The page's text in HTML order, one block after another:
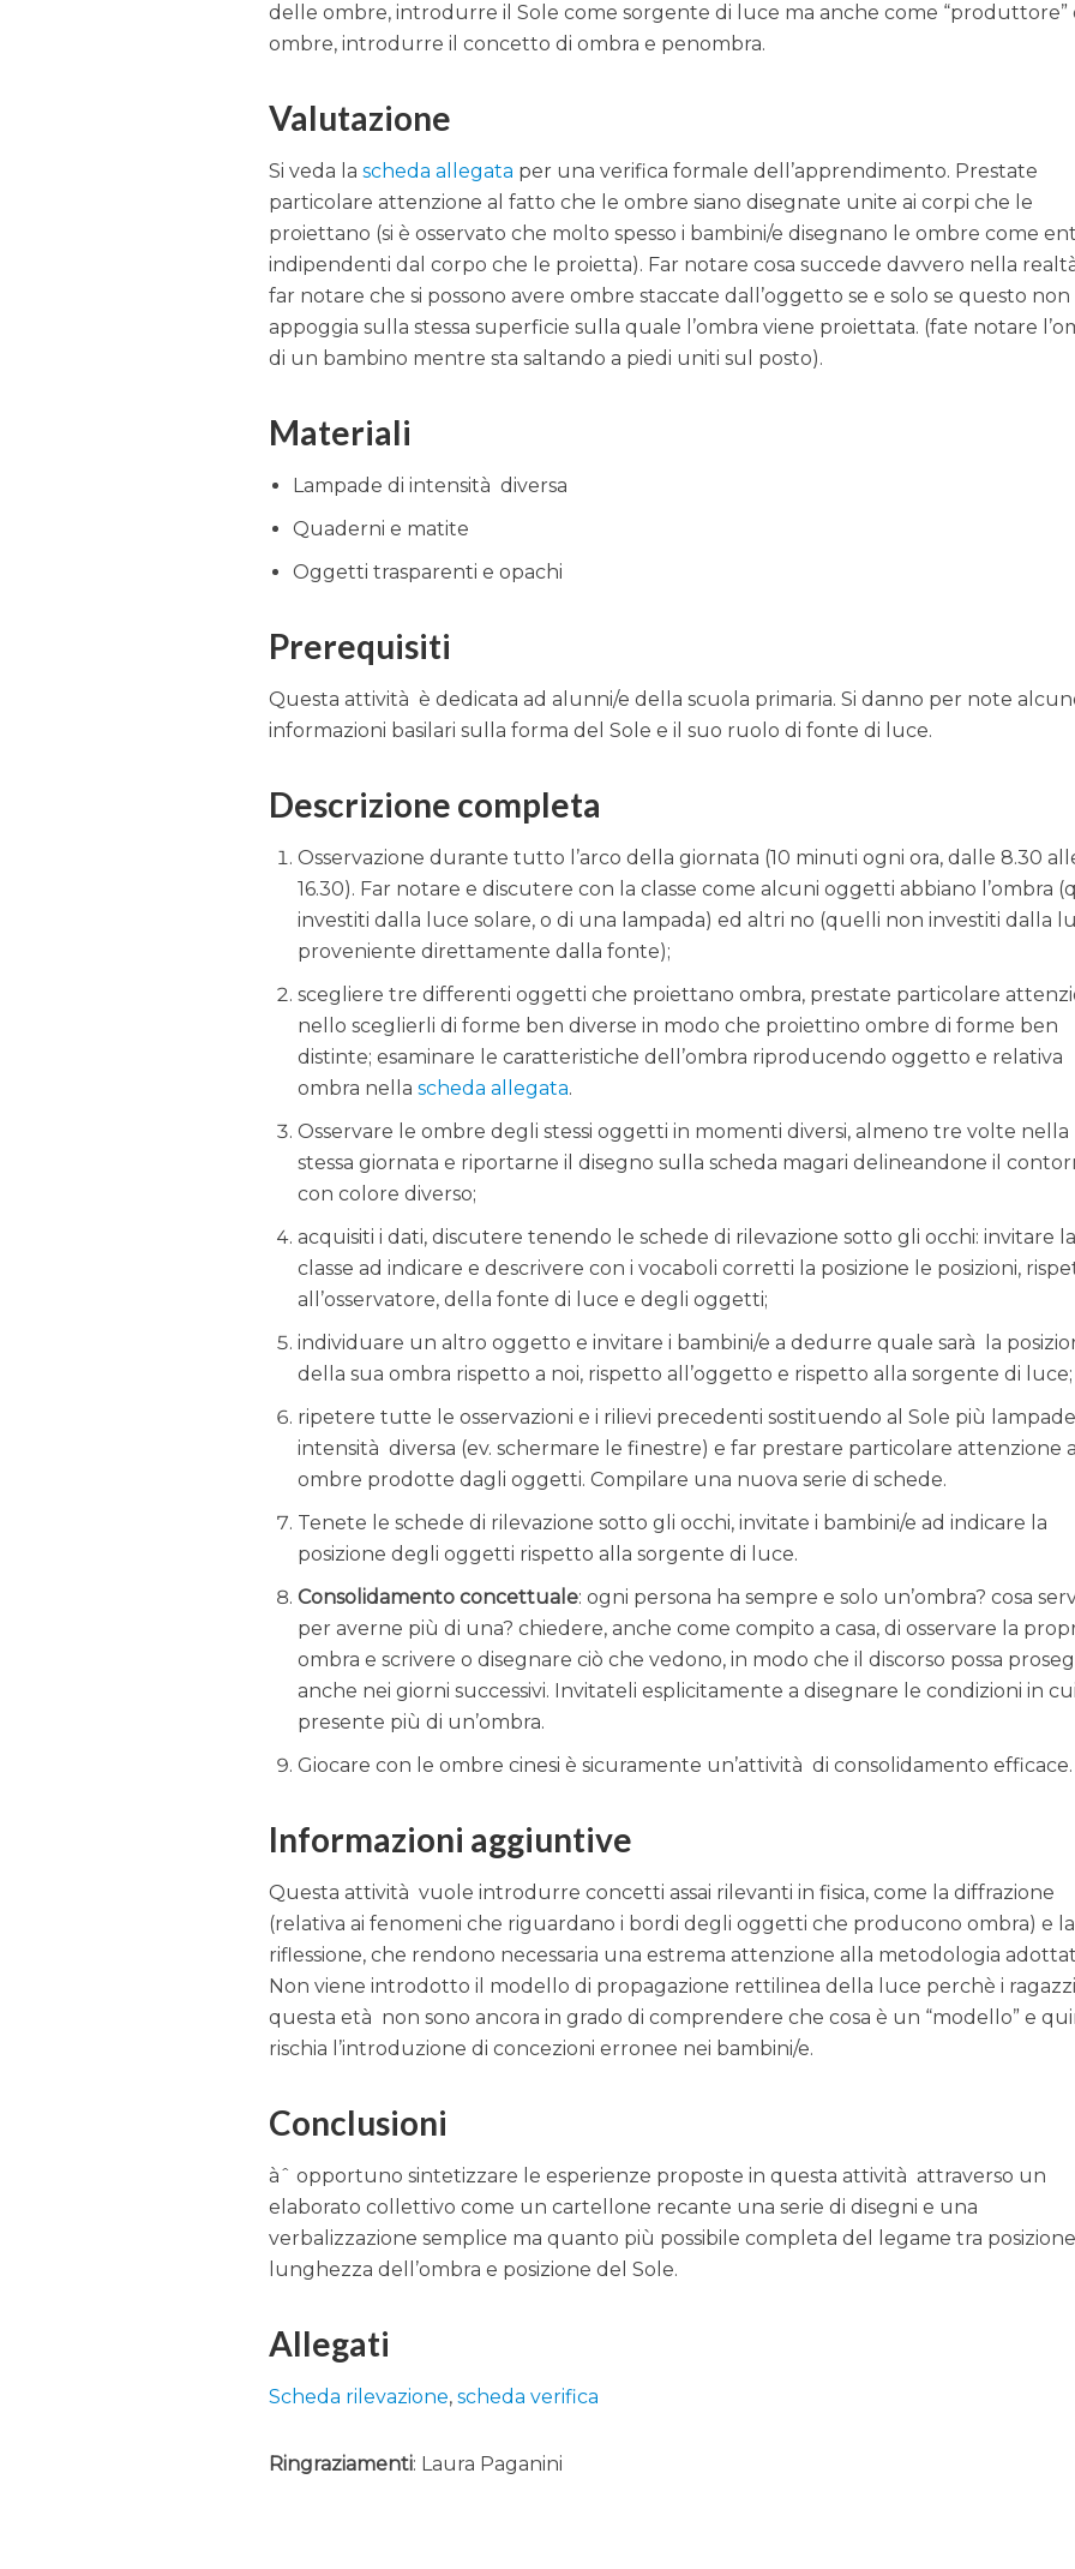
delle ombre, introdurre il Sole come sorgente di luce ma anche come “produttore”
ombre, introdurre il concetto di ombra e penombra.
Valutazione
Si veda lascheda allegata per una verifica formale dell’apprendimento. Prestate
particolare attenzione al fatto che le ombre siano disegnate unite ai corpi che le
proiettano (si è osservato che molto spesso i bambini/e disegnano le ombre come
indipendenti dal corpo che le proietta). Far notare cosa succede davvero nella
far notare che si possono avere ombre staccate dall’oggetto se e solo se questo non
appoggia sulla stessa superficie sulla quale l’ombra viene proiettata. (fate notare
di un bambino mentre sta saltando a piedi uniti sul posto).
Materiali
Lampade di intensità diversa
Quaderni e matite
Oggetti trasparenti e opachi
Prerequisiti
Questa attività è dedicata ad alunni/e della scuola primaria. Si danno per note
informazioni basilari sulla forma del Sole e il suo ruolo di fonte di luce.
Descrizione completa
Osservazione durante tutto l’arco della giornata (10 minuti ogni ora, dalle 8.30
16.30). Far notare e discutere con la classe come alcuni oggetti abbiano l’ombra
investiti dalla luce solare, o di una lampada) ed altri no (quelli non investiti dalla
proveniente direttamente dalla fonte);
scegliere tre differenti oggetti che proiettano ombra, prestate particolare
nello sceglierli di forme ben diverse in modo che proiettino ombre di forme ben
distinte; esaminare le caratteristiche dell’ombra riproducendo oggetto e relativa
ombra nellascheda allegata.
Osservare le ombre degli stessi oggetti in momenti diversi, almeno tre volte nella
stessa giornata e riportarne il disegno sulla scheda magari delineandone il
con colore diverso;
acquisiti i dati, discutere tenendo le schede di rilevazione sotto gli occhi: invitare la
classe ad indicare e descrivere con i vocaboli corretti la posizione le posizioni,
all’osservatore, della fonte di luce e degli oggetti;
individuare un altro oggetto e invitare i bambini/e a dedurre quale sarà la
della sua ombra rispetto a noi, rispetto all’oggetto e rispetto alla sorgente di luce;
ripetere tutte le osservazioni e i rilievi precedenti sostituendo al Sole più
intensità diversa (ev. schermare le finestre) e far prestare particolare attenzione
ombre prodotte dagli oggetti. Compilare una nuova serie di schede.
Tenete le schede di rilevazione sotto gli occhi, invitate i bambini/e ad indicare la
posizione degli oggetti rispetto alla sorgente di luce.
Consolidamento concettuale: ogni persona ha sempre e solo un’ombra? cosa
per averne più di una? chiedere, anche come compito a casa, di osservare la
ombra e scrivere o disegnare ciò che vedono, in modo che il discorso possa
anche nei giorni successivi. Invitateli esplicitamente a disegnare le condizioni in
presente più di un’ombra.
Giocare con le ombre cinesi è sicuramente un’attività di consolidamento efficace.
Informazioni aggiuntive
Questa attività vuole introdurre concetti assai rilevanti in fisica, come la diffrazione
(relativa ai fenomeni che riguardano i bordi degli oggetti che producono ombra) e la
riflessione, che rendono necessaria una estrema attenzione alla metodologia
Non viene introdotto il modello di propagazione rettilinea della luce perchè i
questa età non sono ancora in grado di comprendere che cosa è un “modello” e
rischia l’introduzione di concezioni erronee nei bambini/e.
Conclusioni
àˆ opportuno sintetizzare le esperienze proposte in questa attività attraverso un
elaborato collettivo come un cartellone recante una serie di disegni e una
verbalizzazione semplice ma quanto più possibile completa del legame tra
lunghezza dell’ombra e posizione del Sole.
Allegati
Scheda rilevazione,scheda verifica
Ringraziamenti: Laura Paganini